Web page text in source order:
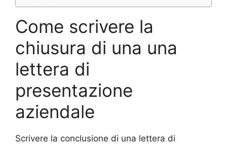
Come scrivere la
chiusura di una una
lettera di
presentazione
aziendale
Scrivere la conclusione di una lettera di